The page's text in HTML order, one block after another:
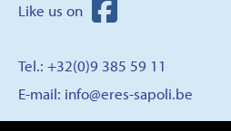
Tel.: +32(0)9 385 59 11
E-mail: info@eres-sapoli.be